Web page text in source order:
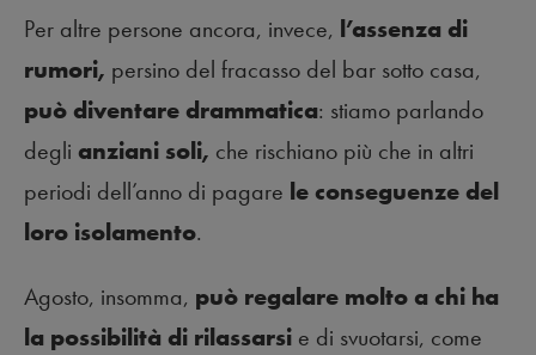
Per altre persone ancora, invece, l’assenza di
rumori, persino del fracasso del bar sotto casa,
può diventare drammatica: stiamo parlando
degli anziani soli, che rischiano più che in altri
periodi dell’anno di pagare le conseguenze del
loro isolamento.
Agosto, insomma, può regalare molto a chi ha
la possibilità di rilassarsi e di svuotarsi, come